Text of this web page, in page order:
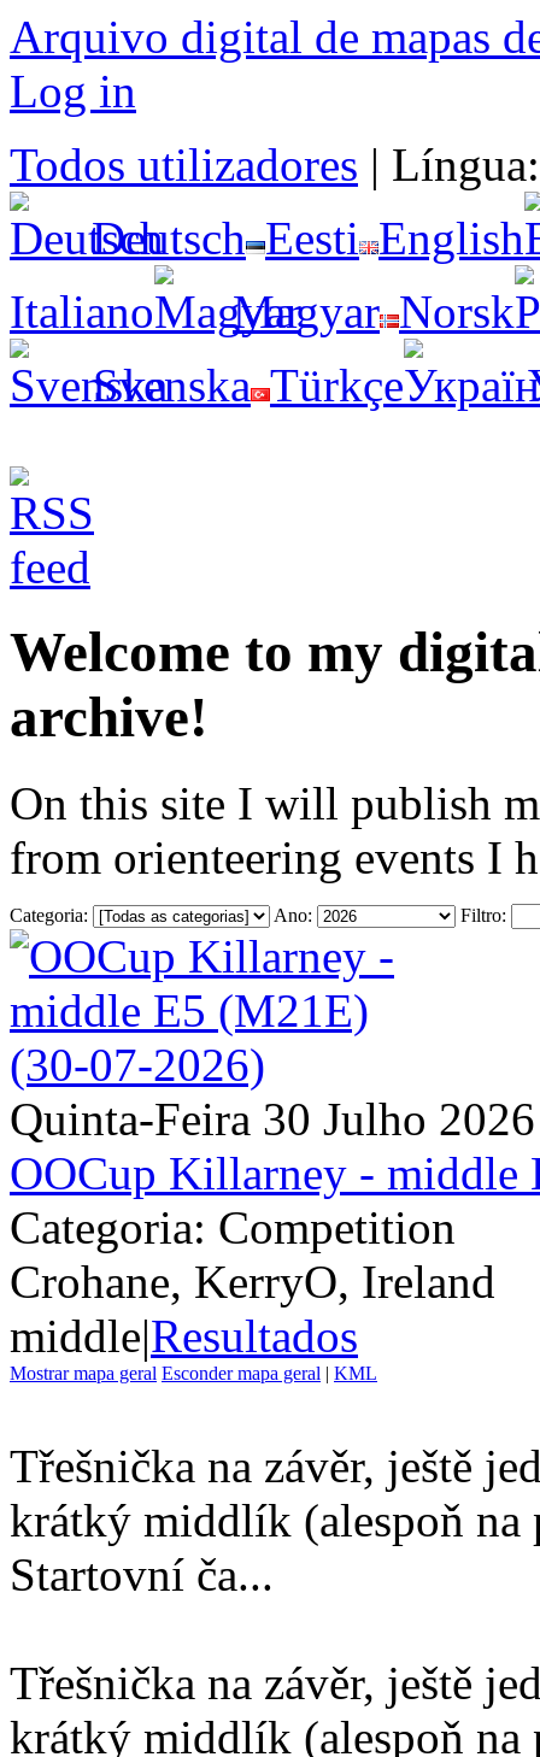
Arquivo digital de mapas
Log in
Todos utilizadores |
Deutsch Eesti English
Italiano
Magyar Norsk
Svenska Türkçe
Welcome to my
archive!
On this site I will publish
from orienteering events I
Categoria: Ano: Filtro:
Quinta-Feira 30 Julho 2026
OOCup Killarney - middle
Categoria: Competition
Crohane, KerryO, Ireland
middle|Resultados
Mostrar mapa geral Esconder mapa geral | KML
Třešnička na závěr, ještě
krátký middlík (alespoň na
Startovní ča...
Třešnička na závěr, ještě
krátký middlík (alespoň na